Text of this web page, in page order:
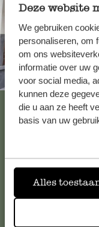
Deze website
We gebruiken
personaliseren, om
om ons
informatie over uw
voor social media,
kunnen deze
die u aan ze heeft
basis van uw
Alles
Altijd in
Bekijk alle 62
Voor vragen, tips of
klantenservice. Of